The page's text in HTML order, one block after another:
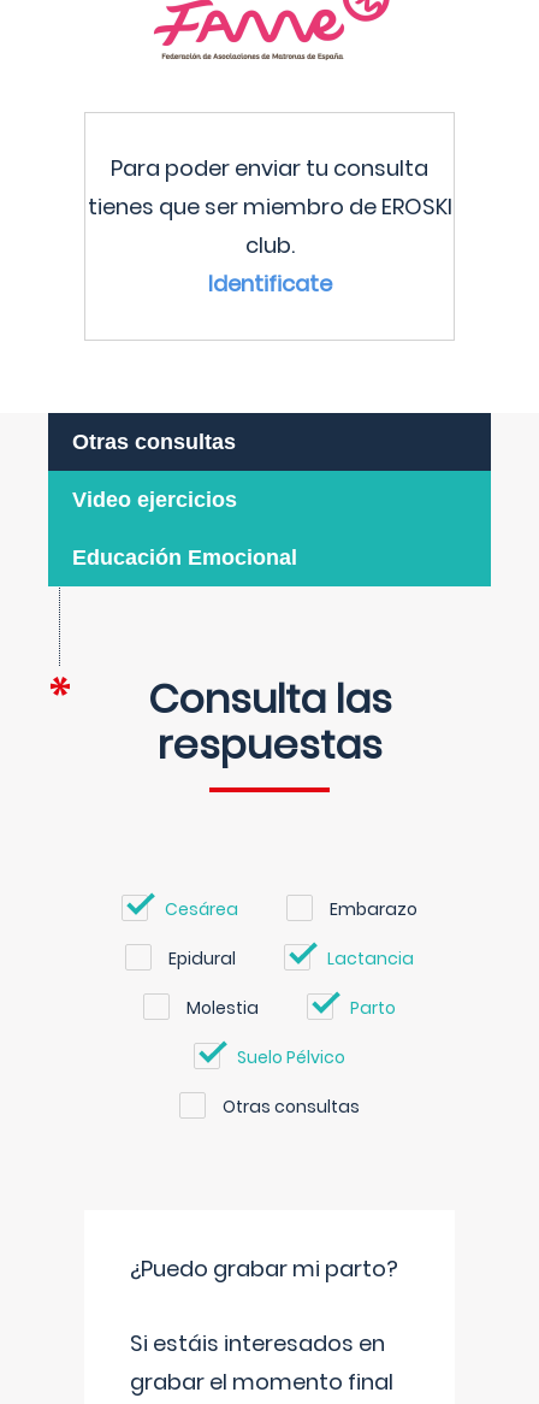
Para poder enviar tu consulta
tienes que ser miembro de EROSKI
club.
Identificate
Otras consultas
Video ejercicios
Educación Emocional
Consulta las
respuestas
Cesárea Embarazo
Epidural Lactancia
Molestia Parto
Suelo Pélvico
Otras consultas
¿Puedo grabar mi parto?
Si estáis interesados en
grabar el momento final